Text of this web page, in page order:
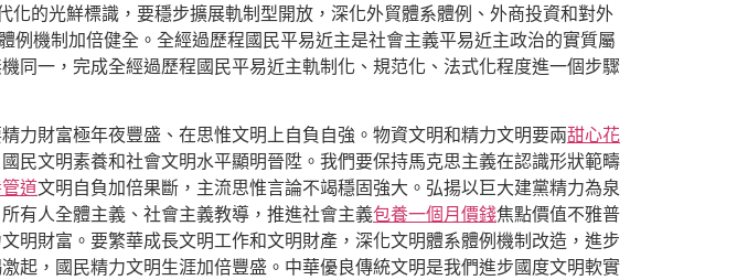
化的光鮮標識，要穩步擴展軌制型開放，深化外貿體系體例、外商投資和對外
機制加倍健全。全經過歷程國民平易近主是社會主義平易近主政治的實質屬
同一，完成全經過歷程國民平易近主軌制化、規范化、法式化程度進一個步驟
力財富極年夜豐盛、在思惟文明上自負自強。物資文明和精力文明要兩甜心花
民文明素養和社會文明水平顯明晉陞。我們要保持馬克思主義在認識形狀範疇
道文明自負加倍果斷，主流思惟言論不竭穩固強大。弘揚以巨大建黨精力為泉
有人全體主義、社會主義教導，推進社會主義包養一個月價錢焦點價值不雅普
明財富。要繁華成長文明工作和文明財產，深化文明體系體例機制改造，進步
起，國民精力文明生涯加倍豐盛。中華優良傳統文明是我們進步國度文明軟實